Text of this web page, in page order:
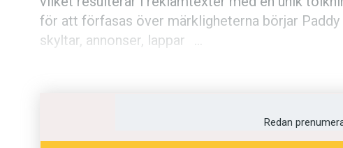
för att förfasas över märkligheterna börjar
skyltar, annonser, lappar …
och deras livsstil.Redan